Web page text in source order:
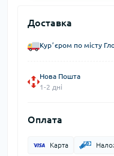
Доставка
Курʼєром по місту
Нова Пошта
1-2 дні
Оплата
Карта